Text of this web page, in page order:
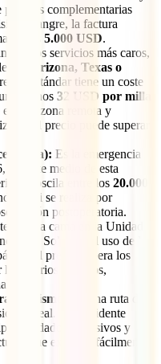
pruebas complementarias
de sangre, la factura
de los 5.000 USD.
de los servicios más caros,
de
Arizona, Texas o
estándar tiene un coste
unos 32 USD por milla
una zona remota y
el precio puede superar
Es la emergencia
el coste medio de esta
oscila entre los 20.000
de si se realiza por
postoperatoria.
de una cama en la Unidad
Solo por el uso de la
el precio supera los
honorarios médicos,
En una ruta de
es real. Un accidente
cuidados intensivos y
que exceden fácilmente